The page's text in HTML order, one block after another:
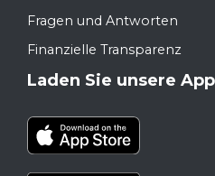
Fragen und Antworten
Finanzielle Transparenz
Laden Sie unsere